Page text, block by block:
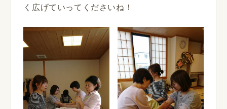
く広げていってくださいね！